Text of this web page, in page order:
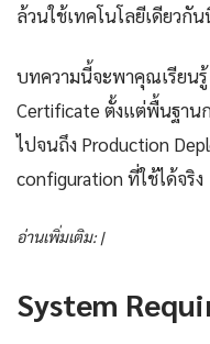
ล้วนใช้เทคโนโลยีเดียวกั
บทความนี้จะพาคุณเรียนรู้
Certificate ตั้งแต่พื้นฐาน
ไปจนถึง Production
configuration ที่ใช้ได้จริง
อ่านเพิ่มเติม: |
System